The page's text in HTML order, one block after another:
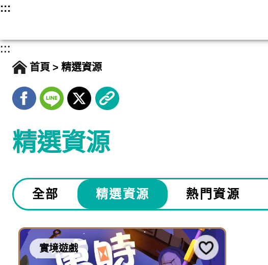
跳
主
:::
:::
首頁 精選資源
精選資源
全部 精選資源 熱門資源
實境遊戲